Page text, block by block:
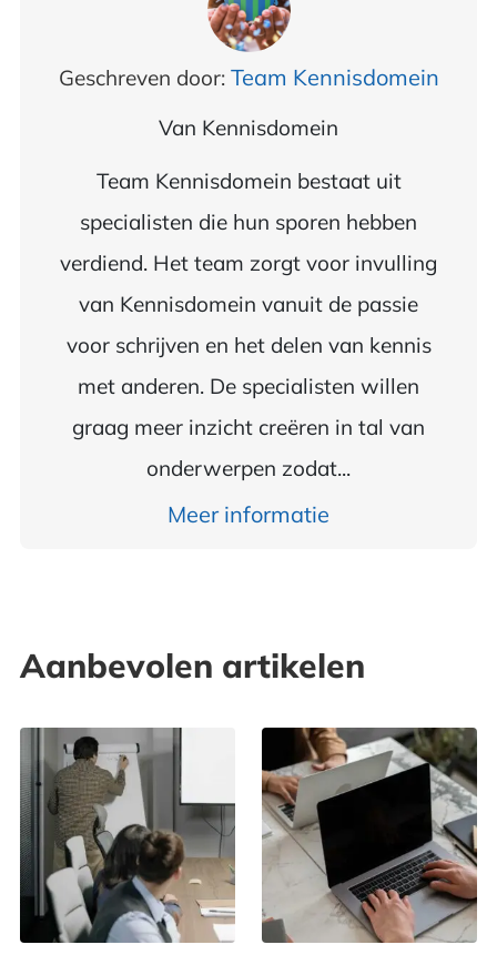
Geschreven door: Team Kennisdomein
Van Kennisdomein
Team Kennisdomein bestaat uit
specialisten die hun sporen hebben
verdiend. Het team zorgt voor invulling
van Kennisdomein vanuit de passie
voor schrijven en het delen van kennis
met anderen. De specialisten willen
graag meer inzicht creëren in tal van
onderwerpen zodat...
Meer informatie
Aanbevolen artikelen